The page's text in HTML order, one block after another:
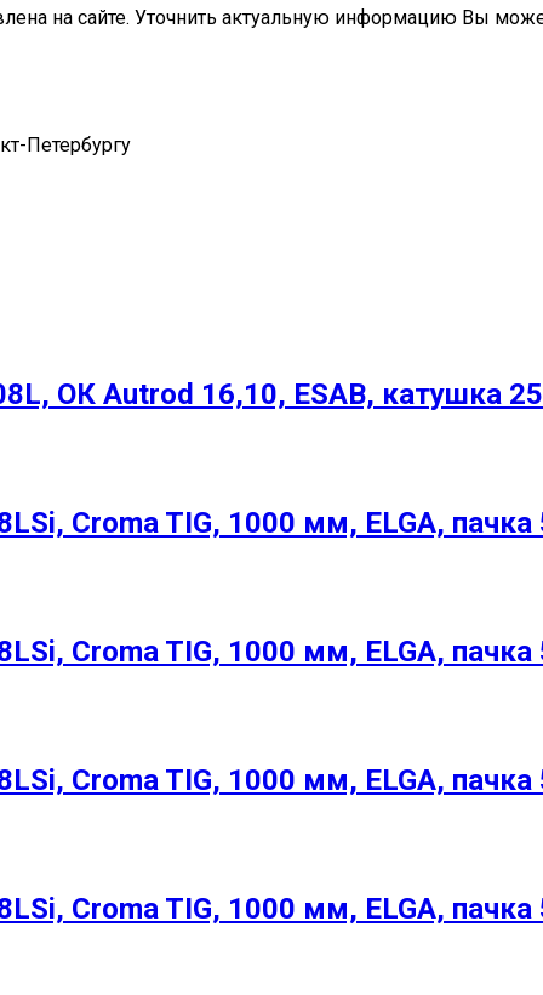
на сайте. Уточнить актуальную информацию Вы
Петербургу
ОК Autrod 16,10, ESAB, катушка
Croma TIG, 1000 мм, ELGA, пачка
Croma TIG, 1000 мм, ELGA, пачка
Croma TIG, 1000 мм, ELGA, пачка
Croma TIG, 1000 мм, ELGA, пачка